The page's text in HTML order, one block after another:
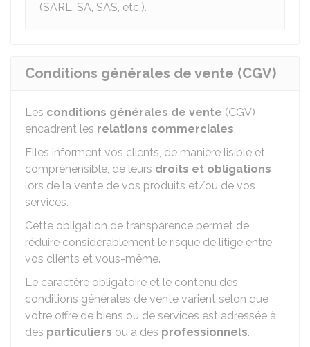
(SARL, SA, SAS, etc.).
Conditions générales de vente (CGV)
Les conditions générales de vente (CGV)
encadrent les relations commerciales.
Elles informent vos clients, de manière lisible et
compréhensible, de leurs droits et obligations
lors de la vente de vos produits et/ou de vos
services.
Cette obligation de transparence permet de
réduire considérablement le risque de litige entre
vos clients et vous-même.
Le caractère obligatoire et le contenu des
conditions générales de vente varient selon que
votre offre de biens ou de services est adressée à
des particuliers ou à des professionnels.